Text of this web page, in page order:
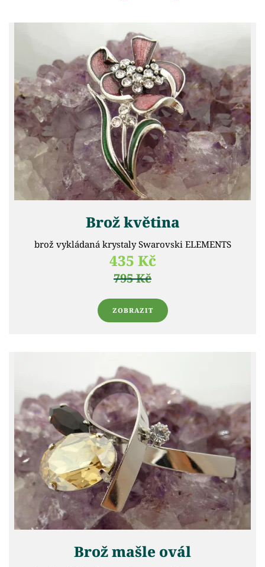
Brož květina
brož vykládaná krystaly Swarovski ELEMENTS
435 Kč
795 Kč
ZOBRAZIT
Brož mašle ovál